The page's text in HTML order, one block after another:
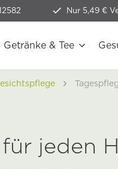
Nur 5,49 €
Getränke & Tee
jeden